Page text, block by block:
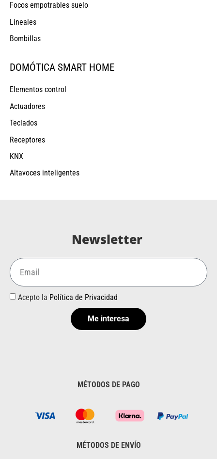
Focos empotrables suelo
Lineales
Bombillas
DOMÓTICA SMART HOME
Elementos control
Actuadores
Teclados
Receptores
KNX
Altavoces inteligentes
Newsletter
Acepto la Política de Privacidad
Me interesa
MÉTODOS DE PAGO
MÉTODOS DE ENVÍO